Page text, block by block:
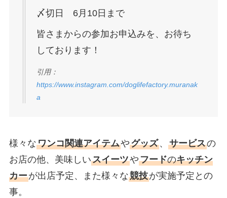
〆切日 6月10日まで
皆さまからの参加お申込みを、お待ち
しております！
引用：
https://www.instagram.com/doglifefactory.muranak
a
様々なワンコ関連アイテムやグッズ、 サービスの
お店の他、美味しいスイーツやフードのキッチン
カーが出店予定、また様々な競技が実施予定との
事。